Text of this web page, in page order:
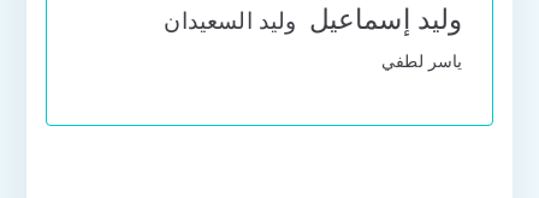
وليد إسماعيل وليد السعيدان
ياسر لطفي